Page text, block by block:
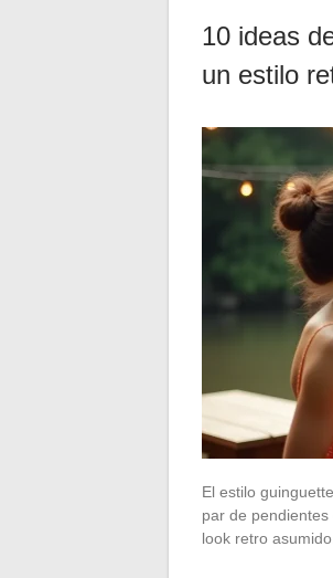
10 ideas
un estilo
El estilo
par de
look retro